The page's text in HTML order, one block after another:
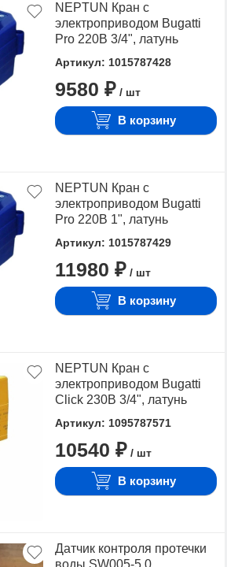
NEPTUN Кран с
электроприводом Bugatti
Pro 220В 3/4", латунь
Артикул: 1015787428
9580 ₽ / шт
В корзину
NEPTUN Кран с
электроприводом Bugatti
Pro 220В 1", латунь
Артикул: 1015787429
11980 ₽ / шт
В корзину
NEPTUN Кран с
электроприводом Bugatti
Click 230В 3/4", латунь
Артикул: 1095787571
10540 ₽ / шт
В корзину
Датчик контроля протечки
воды SW005-5,0